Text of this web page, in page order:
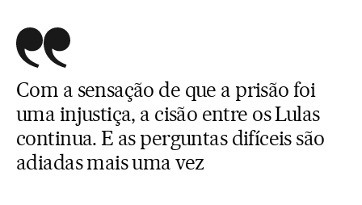
Com a sensação de que a prisão foi
uma injustiça, a cisão entre os Lulas
continua. E as perguntas difíceis são
adiadas mais uma vez